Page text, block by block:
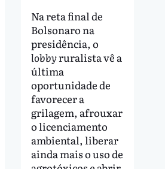
Na reta final de
Bolsonaro na
presidência, o
lobbyruralista vê a
última
oportunidade de
favorecer a
grilagem, afrouxar
o licenciamento
ambiental, liberar
ainda mais o uso de